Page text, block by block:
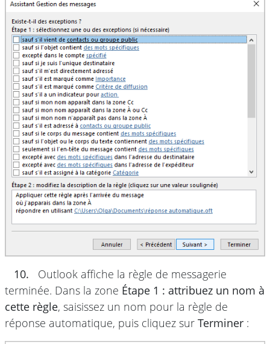
10.
Outlook affiche la règle de messagerie
terminée. Dans la zone Étape 1 : attribuez un nom à
cette règle, saisissez un nom pour la règle de
réponse automatique, puis cliquez sur Terminer :